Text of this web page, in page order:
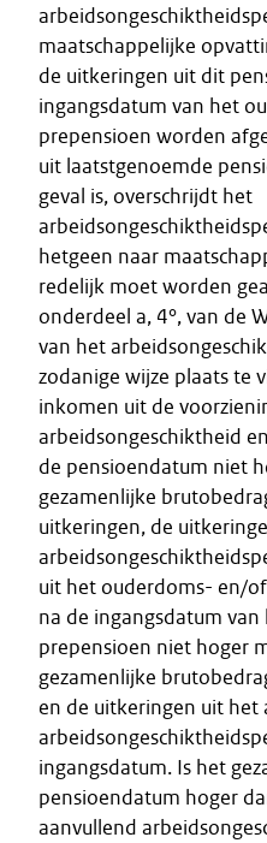
maatschappelijke
de uitkeringen uit dit
ingangsdatum van het
prepensioen worden
uit laatstgenoemde
geval is, overschrijdt het
hetgeen naar
redelijk moet worden
onderdeel a, 4°, van de
van het
zodanige wijze plaats te
inkomen uit de
arbeidsongeschiktheid
de pensioendatum niet
gezamenlijke
uitkeringen, de
uit het ouderdoms- en/
na de ingangsdatum
prepensioen niet hoger
gezamenlijke
en de uitkeringen uit het
ingangsdatum. Is het
pensioendatum hoger
aanvullend